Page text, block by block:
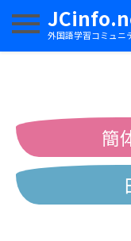
外国語学習コミュニ
ナビゲーションを切
簡